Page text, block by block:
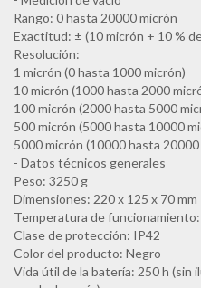
Rango: 0 hasta 20000 micrón
Exactitud: ± (10 micrón + 10 %
Resolución:
1 micrón (0 hasta 1000 micrón)
10 micrón (1000 hasta 2000
100 micrón (2000 hasta 5000
500 micrón (5000 hasta 10000
5000 micrón (10000 hasta 20000
- Datos técnicos generales
Peso: 3250 g
Dimensiones: 220 x 125 x 70 mm
Temperatura de
Clase de protección: IP42
Color del producto: Negro
Vida útil de la batería: 250 h (sin